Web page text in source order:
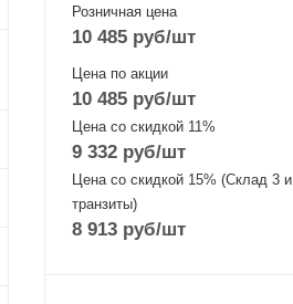
Розничная цена
10 485 руб/шт
Цена по акции
10 485 руб/шт
Цена со скидкой 11%
9 332 руб/шт
Цена со скидкой 15% (Склад 3 и
транзиты)
8 913 руб/шт